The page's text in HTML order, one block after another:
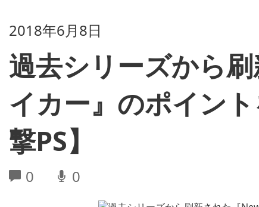
2018年6月8日
過去シリーズから
イカー』のポイン
撃PS】
0 0